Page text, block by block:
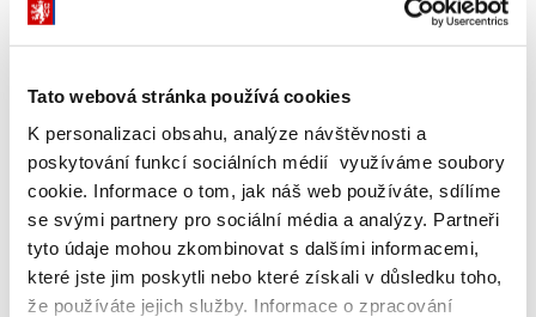
Tato webová stránka používá cookies
K personalizaci obsahu, analýze návštěvnosti a
poskytování funkcí sociálních médií využíváme soubory
cookie. Informace o tom, jak náš web používáte, sdílíme
se svými partnery pro sociální média a analýzy. Partneři
tyto údaje mohou zkombinovat s dalšími informacemi,
které jste jim poskytli nebo které získali v důsledku toho,
že používáte jejich služby. Informace o zpracování
(287 kB)
Příloha 4 - Ukazatelé jednotlivých
kapitol
(2,5 MB)
Příloha 5 - Finanční vztahy státního